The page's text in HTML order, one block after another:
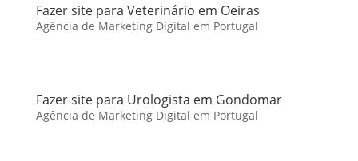
Fazer site para Veterinário em Oeiras
Agência de Marketing Digital em Portugal
Fazer site para Urologista em Gondomar
Agência de Marketing Digital em Portugal